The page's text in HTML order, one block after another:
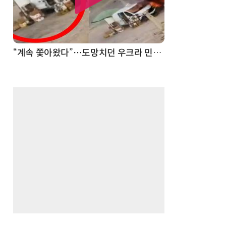
“계속 쫓아왔다”…도망치던 우크라 민간인 공격한 러 자폭 드론